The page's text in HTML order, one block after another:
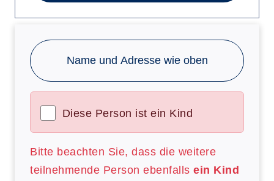
Name und Adresse wie oben
Diese Person ist ein Kind
Bitte beachten Sie, dass die weitere
teilnehmende Person ebenfalls ein Kind